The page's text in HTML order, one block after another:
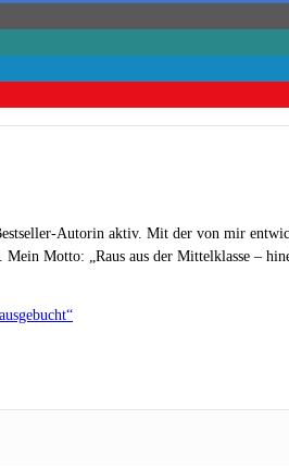
Autorin aktiv. Mit der von mir
Mein Motto: „Raus aus der Mittelklasse –